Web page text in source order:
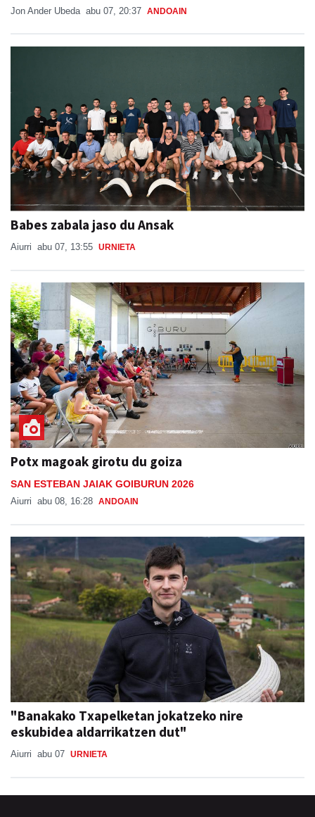
Jon Ander Ubeda abu 07, 20:37 ANDOAIN
Babes zabala jaso du Ansak
Aiurri abu 07, 13:55 URNIETA
Potx magoak girotu du goiza
SAN ESTEBAN JAIAK GOIBURUN 2026
Aiurri abu 08, 16:28 ANDOAIN
"Banakako Txapelketan jokatzeko nire
eskubidea aldarrikatzen dut"
Aiurri abu 07 URNIETA